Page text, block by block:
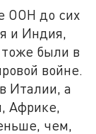
ООН до сих
и Индия,
тоже были в
войне.
Италии, а
Африке,
чем,